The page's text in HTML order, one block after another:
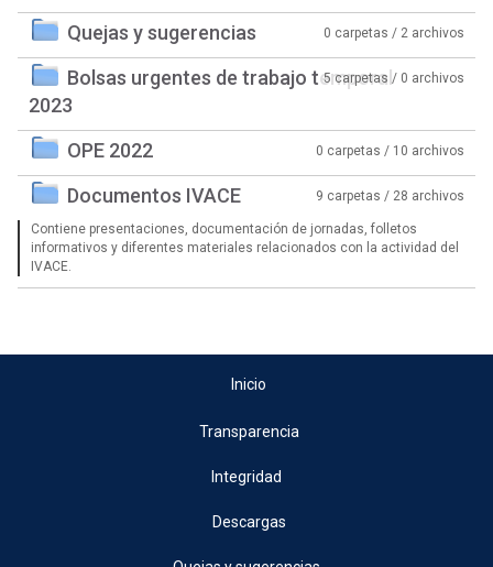
Quejas y sugerencias 0 carpetas / 2 archivos
Bolsas urgentes de trabajo temporal
2023
5 carpetas / 0 archivos
OPE 2022 0 carpetas / 10 archivos
Documentos IVACE 9 carpetas / 28 archivos
Contiene presentaciones, documentación de jornadas, folletos
informativos y diferentes materiales relacionados con la actividad del
IVACE.
Inicio
Transparencia
Integridad
Descargas